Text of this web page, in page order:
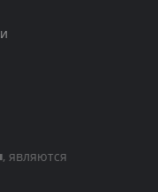
являются